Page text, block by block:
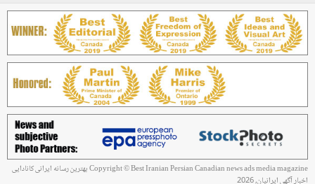
Copyright © Best Iranian Persian Canadian news ads media magazine بهترین رسانه ایرانی کانادایی
اخبار آگهی ایرانیان, 2026